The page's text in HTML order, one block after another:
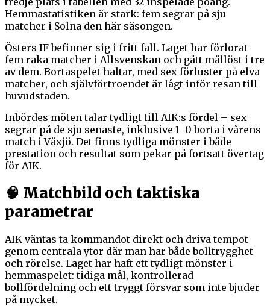
Hemmastatistiken är stark: fem segrar på sju
matcher i Solna den här säsongen.
Östers IF befinner sig i fritt fall. Laget har förlorat
fem raka matcher i Allsvenskan och gått mållöst i tre
av dem. Bortaspelet haltar, med sex förluster på elva
matcher, och självförtroendet är lågt inför resan till
huvudstaden.
Inbördes möten talar tydligt till AIK:s fördel – sex
segrar på de sju senaste, inklusive 1–0 borta i vårens
match i Växjö. Det finns tydliga mönster i både
prestation och resultat som pekar på fortsatt övertag
för AIK.
🧠 Matchbild och taktiska
parametrar
AIK väntas ta kommandot direkt och driva tempot
genom centrala ytor där man har både bolltrygghet
och rörelse. Laget har haft ett tydligt mönster i
hemmaspelet: tidiga mål, kontrollerad
bollfördelning och ett tryggt försvar som inte bjuder
på mycket.